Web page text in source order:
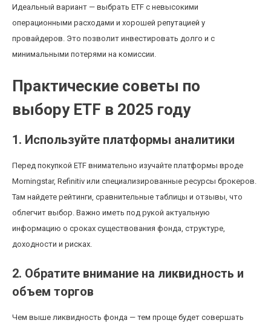
Идеальный вариант — выбрать ETF с невысокими
операционными расходами и хорошей репутацией у
провайдеров. Это позволит инвестировать долго и с
минимальными потерями на комиссии.
Практические советы по
выбору ETF в 2025 году
1. Используйте платформы аналитики
Перед покупкой ETF внимательно изучайте платформы вроде
Morningstar, Refinitiv или специализированные ресурсы брокеров.
Там найдете рейтинги, сравнительные таблицы и отзывы, что
облегчит выбор. Важно иметь под рукой актуальную
информацию о сроках существования фонда, структуре,
доходности и рисках.
2. Обратите внимание на ликвидность и
объем торгов
Чем выше ликвидность фонда — тем проще будет совершать